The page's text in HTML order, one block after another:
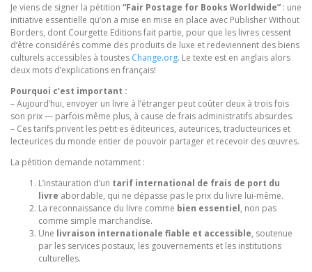
Je viens de signer la pétition “Fair Postage for Books Worldwide” : une
initiative essentielle qu’on a mise en mise en place avec Publisher Without
Borders, dont Courgette Editions fait partie, pour que les livres cessent
d’être considérés comme des produits de luxe et redeviennent des biens
culturels accessibles à toustes Change.org. Le texte est en anglais alors
deux mots d’explications en français!
Pourquoi c’est important :
– Aujourd’hui, envoyer un livre à l’étranger peut coûter deux à trois fois
son prix — parfois même plus, à cause de frais administratifs absurdes.
– Ces tarifs privent les petit·es éditeurices, auteurices, traducteurices et
lecteurices du monde entier de pouvoir partager et recevoir des œuvres.
La pétition demande notamment :
L’instauration d’un tarif international de frais de port du
livre abordable, qui ne dépasse pas le prix du livre lui-même.
La reconnaissance du livre comme bien essentiel, non pas
comme simple marchandise.
Une livraison internationale fiable et accessible, soutenue
par les services postaux, les gouvernements et les institutions
culturelles.